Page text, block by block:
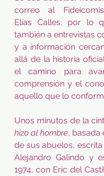
correo al
Elías Calles, por lo
también a entrevistas
y a información
allá de la historia
el camino para
comprensión y el
aquello que lo
Unos minutos de la
hizo al hombre, basada
de sus abuelos,
Alejandro Galindo y
1974, con Eric del